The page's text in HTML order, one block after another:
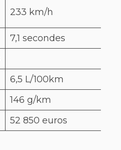
233 km/h
7,1 secondes
6,5 L/100km
146 g/km
52 850 euros